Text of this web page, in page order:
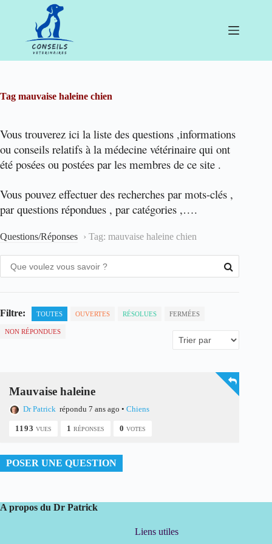
Tag mauvaise haleine chien
Vous trouverez ici la liste des questions ,informations
ou conseils relatifs à la médecine vétérinaire qui ont
été posées ou postées par les membres de ce site .
Vous pouvez effectuer des recherches par mots-clés ,
par questions répondues , par catégories ,….
Questions/Réponses › Tag: mauvaise haleine chien
Filtre: TOUTES OUVERTES RÉSOLUES FERMÉES
NON RÉPONDUES
Mauvaise haleine
Dr Patrick répondu 7 ans ago • Chiens
1193 VUES 1 RÉPONSES 0 VOTES
POSER UNE QUESTION
A propos du Dr Patrick
Liens utiles